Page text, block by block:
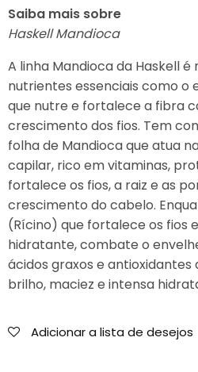
Mandioca
Nectavita
Saiba mais sobre
Haskell Mandioca
A linha Mandioca da Haskell
nutrientes essenciais como o
que nutre e fortalece a fibra
crescimento dos fios. Tem
folha de Mandioca que atua
capilar, rico em vitaminas,
fortalece os fios, a raiz e as
crescimento do cabelo.
(Rícino) que fortalece os fios
hidratante, combate o
ácidos graxos e
brilho, maciez e intensa
Adicionar a lista de desejos